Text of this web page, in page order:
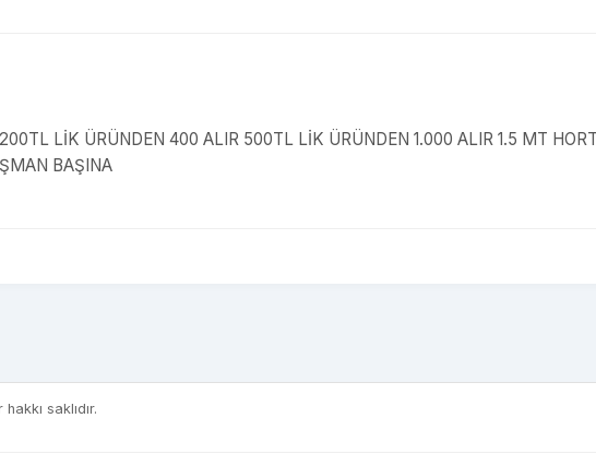
LİK ÜRÜNDEN 400 ALIR 500TL LİK ÜRÜNDEN 1.000 ALIR 1.5 MT
BAŞINA
saklıdır.